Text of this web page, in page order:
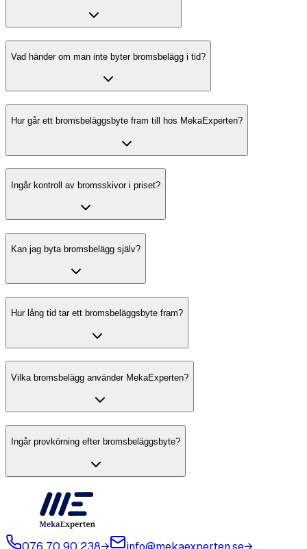
Vad händer om man inte byter bromsbelägg i tid?
Hur går ett bromsbeläggsbyte fram till hos MekaExperten?
Ingår kontroll av bromsskivor i priset?
Kan jag byta bromsbelägg själv?
Hur lång tid tar ett bromsbeläggsbyte fram?
Vilka bromsbelägg använder MekaExperten?
Ingår provkörning efter bromsbeläggsbyte?